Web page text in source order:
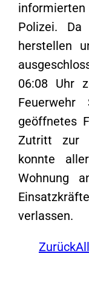
informierten
Polizei.
herstellen
06:08 Uhr
geöffnetes
Zutritt zur
konnte
Wohnung
verlassen.
Zurück